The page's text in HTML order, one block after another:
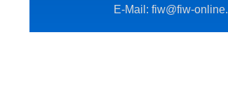
E-Mail: fiw@fiw-